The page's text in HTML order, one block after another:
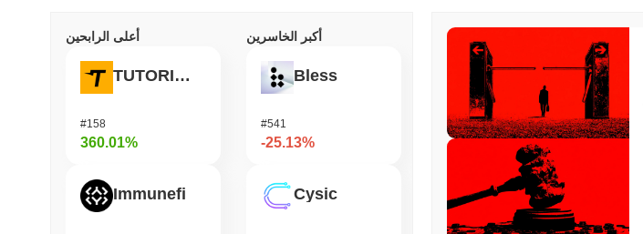
أعلى الرابحين
TUTORIAL
#158
360.01%
Immunefi
أكبر الخاسرين
Bless
#541
-25.13%
Cysic